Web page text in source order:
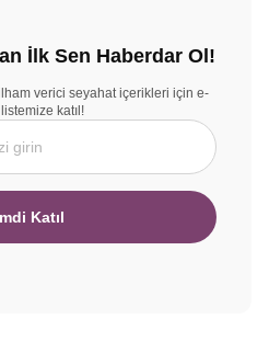
İlk Sen Haberdar Ol!
verici seyahat içerikleri için e-
katıl!
Katıl